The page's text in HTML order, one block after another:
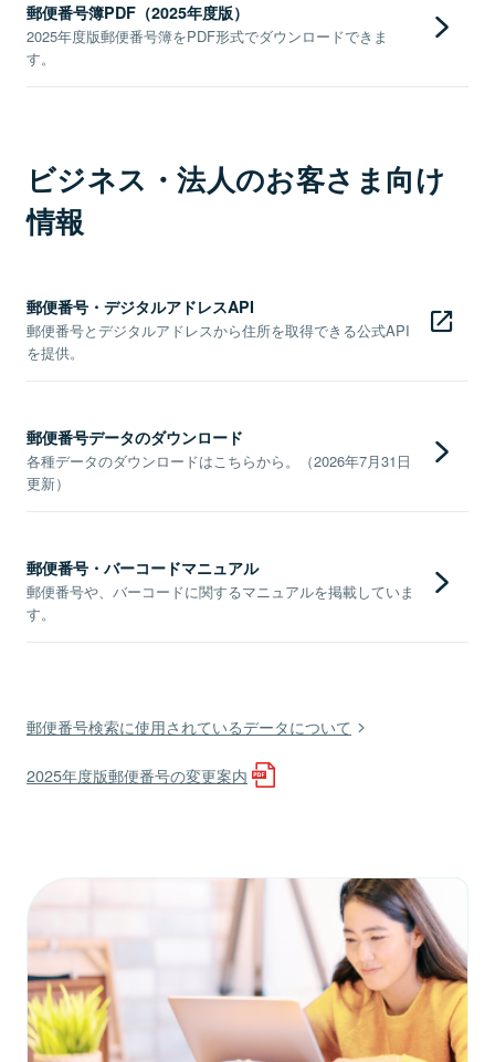
郵便番号簿PDF（2025年度版）
2025年度版郵便番号簿をPDF形式でダウンロードできま
す。
ビジネス・法人のお客さま向け
情報
郵便番号・デジタルアドレスAPI
郵便番号とデジタルアドレスから住所を取得できる公式API
を提供。
郵便番号データのダウンロード
各種データのダウンロードはこちらから。（2026年7月31日
更新）
郵便番号・バーコードマニュアル
郵便番号や、バーコードに関するマニュアルを掲載していま
す。
郵便番号検索に使用されているデータについて
2025年度版郵便番号の変更案内